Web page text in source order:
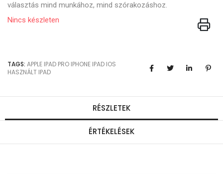
választás mind munkához, mind szórakozáshoz.
Nincs készleten
TAGS: APPLE IPAD PRO IPHONE IPAD IOS
HASZNÁLT IPAD
RÉSZLETEK
ÉRTÉKELÉSEK